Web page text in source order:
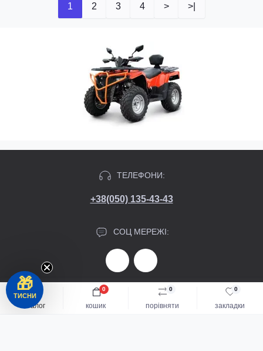
каталог порівняти
0
закладки
0
кошик
0
1 2 3 4 > >|
ТЕЛЕФОНИ:
+38(050) 135-43-43
СОЦ МЕРЕЖІ:
СЛІДКУЙТЕ ЗА НОВИНКАМИ ТА АКЦІЯМИ:
🎁
ТИСНИ